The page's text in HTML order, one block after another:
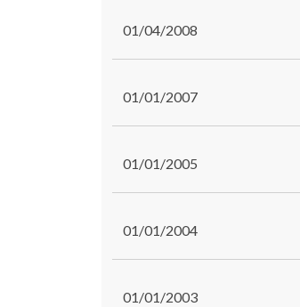
01/04/2008
01/01/2007
01/01/2005
01/01/2004
01/01/2003